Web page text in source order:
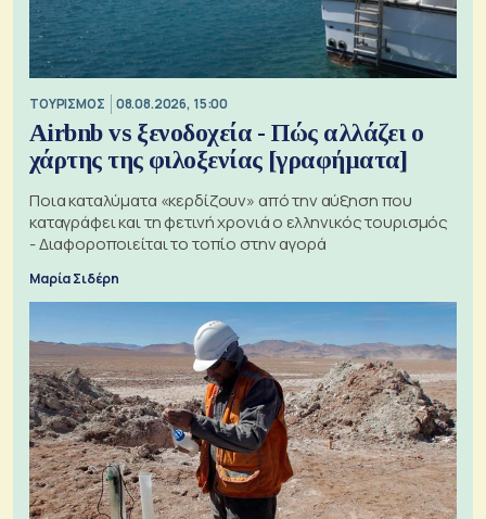
ΤΟΥΡΙΣΜΟΣ 08.08.2026, 15:00
Airbnb vs ξενοδοχεία - Πώς αλλάζει ο
χάρτης της φιλοξενίας [γραφήματα]
Ποια καταλύματα «κερδίζουν» από την αύξηση που
καταγράφει και τη φετινή χρονιά ο ελληνικός τουρισμός
- Διαφοροποιείται το τοπίο στην αγορά
Μαρία Σιδέρη